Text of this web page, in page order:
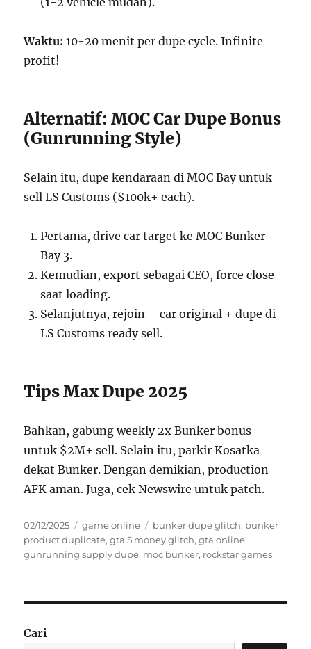
Waktu: 10-20 menit per dupe cycle. Infinite
profit!
Alternatif: MOC Car Dupe Bonus
(Gunrunning Style)
Selain itu, dupe kendaraan di MOC Bay untuk
sell LS Customs ($100k+ each).
Pertama, drive car target ke MOC Bunker
Bay 3.
Kemudian, export sebagai CEO, force close
saat loading.
Selanjutnya, rejoin – car original + dupe di
LS Customs ready sell.
Tips Max Dupe 2025
Bahkan, gabung weekly 2x Bunker bonus
untuk $2M+ sell. Selain itu, parkir Kosatka
dekat Bunker. Dengan demikian, production
AFK aman. Juga, cek Newswire untuk patch.
Posted
on
02/12/2025 Categories
game online Tags
bunker dupe glitch, bunker
product duplicate,gta 5 money glitch,gta online,
gunrunning supply dupe, moc bunker, rockstar games
Cari